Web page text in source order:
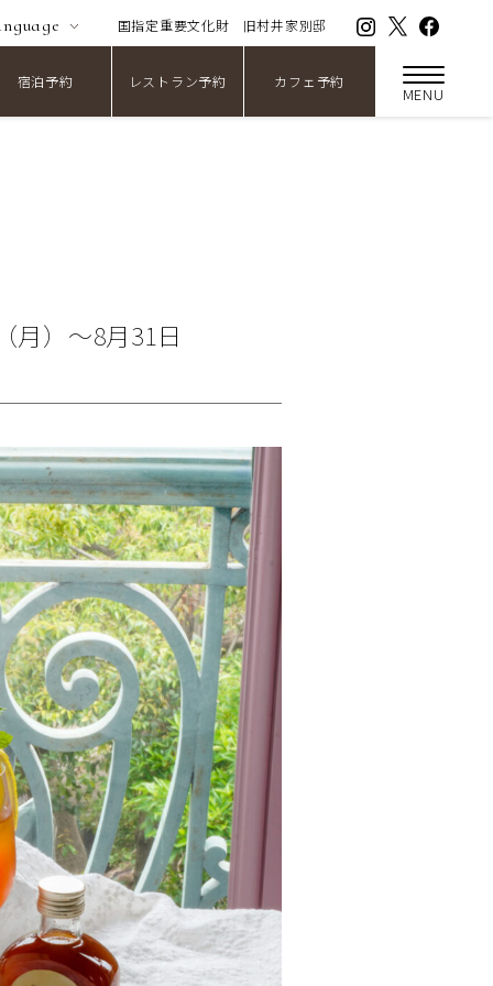
国指定重要文化財 旧村井家別邸
宿泊予約 レストラン予約 カフェ予約
MENU
月）～8月31日